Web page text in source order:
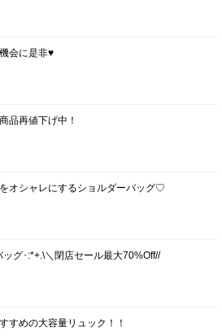
会に是非♥
品再値下げ中！
オシャレにするショルダーバッグ♡
グ･:*+.\＼閉店セール最大70%Off//
すめの大容量リュック！！